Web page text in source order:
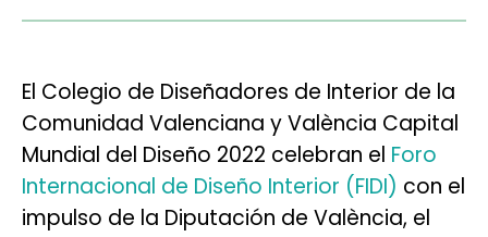
El Colegio de Diseñadores de Interior de la
Comunidad Valenciana y València Capital
Mundial del Diseño 2022 celebran el Foro
Internacional de Diseño Interior (FIDI) con el
impulso de la Diputación de València, el